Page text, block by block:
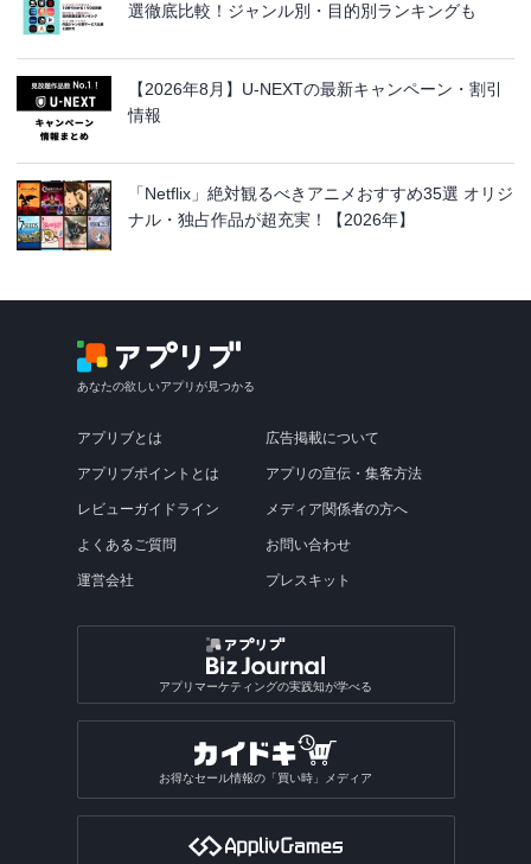
選徹底比較！ジャンル別・目的別ランキングも
【2026年8月】U-NEXTの最新キャンペーン・割引
情報
「Netflix」絶対観るべきアニメおすすめ35選 オリジ
ナル・独占作品が超充実！【2026年】
あなたの欲しいアプリが見つかる
アプリブとは
アプリブポイントとは
レビューガイドライン
よくあるご質問
運営会社
広告掲載について
アプリの宣伝・集客方法
メディア関係者の方へ
お問い合わせ
プレスキット
アプリマーケティングの実践知が学べる
お得なセール情報の「買い時」メディア